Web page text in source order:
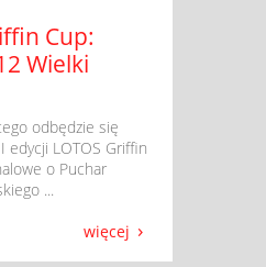
Cup:
Wielki
odbędzie się
edycji LOTOS Griffin
o Puchar
...
więcej